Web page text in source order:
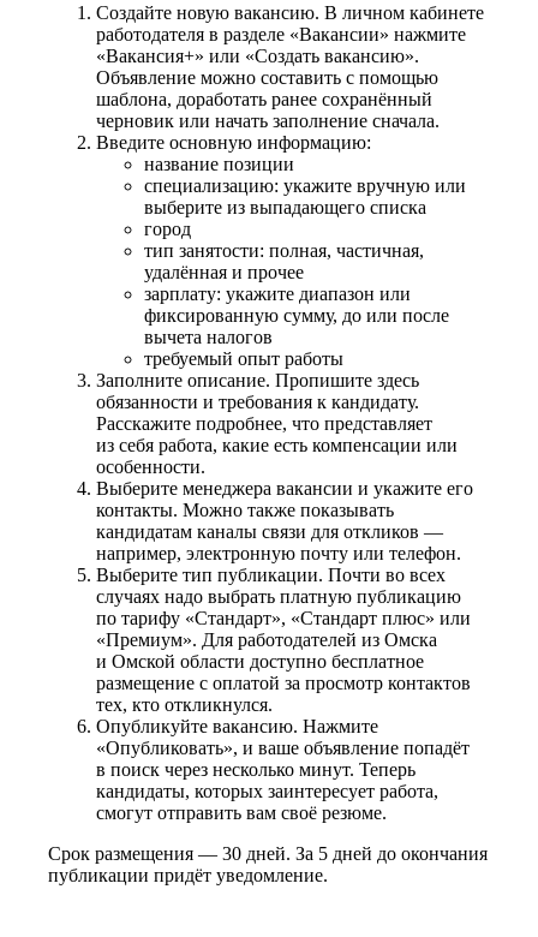
Создайте новую вакансию. В личном кабинете
работодателя в разделе «Вакансии» нажмите
«Вакансия+» или «Создать вакансию».
Объявление можно составить с помощью
шаблона, доработать ранее сохранённый
черновик или начать заполнение сначала.
Введите основную информацию:
название позиции
специализацию: укажите вручную или
выберите из выпадающего списка
город
тип занятости: полная, частичная,
удалённая и прочее
зарплату: укажите диапазон или
фиксированную сумму, до или после
вычета налогов
требуемый опыт работы
Заполните описание. Пропишите здесь
обязанности и требования к кандидату.
Расскажите подробнее, что представляет
из себя работа, какие есть компенсации или
особенности.
Выберите менеджера вакансии и укажите его
контакты. Можно также показывать
кандидатам каналы связи для откликов —
например, электронную почту или телефон.
Выберите тип публикации. Почти во всех
случаях надо выбрать платную публикацию
по тарифу «Стандарт», «Стандарт плюс» или
«Премиум». Для работодателей из Омска
и Омской области доступно бесплатное
размещение с оплатой за просмотр контактов
тех, кто откликнулся.
Опубликуйте вакансию. Нажмите
«Опубликовать», и ваше объявление попадёт
в поиск через несколько минут. Теперь
кандидаты, которых заинтересует работа,
смогут отправить вам своё резюме.
Срок размещения — 30 дней. За 5 дней до окончания
публикации придёт уведомление.